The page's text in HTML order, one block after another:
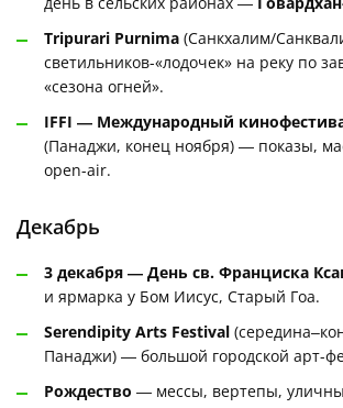
Tripurari Purnima (Санкхалим/
светильников-«лодочек» на реку по
«сезона огней».
IFFI — Международный
(Панаджи, конец ноября) — показы,
open-air.
Декабрь
3 декабря — День св. Франциска
и ярмарка у Бом Иисус, Старый Гоа.
Serendipity Arts Festival
Панаджи) — большой городской арт-
Рождество — мессы, вертепы,